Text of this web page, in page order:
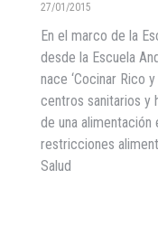
27/01/2015
En el marco de la
desde la Escuela
nace ‘Cocinar Rico
centros sanitarios y
de una alimentación
restricciones
Salud